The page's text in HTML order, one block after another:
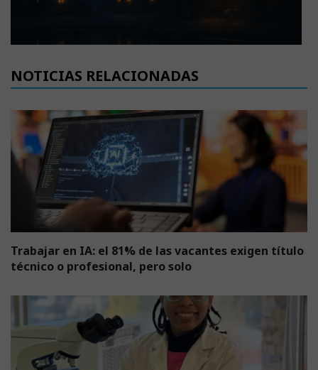
NOTICIAS RELACIONADAS
Trabajar en IA: el 81% de las vacantes exigen título
técnico o profesional, pero solo